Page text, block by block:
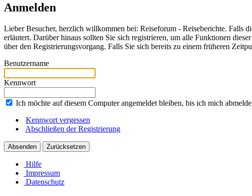
Anmelden
Lieber Besucher, herzlich willkommen bei: Reiseforum - Reiseberichte. Falls
erläutert. Darüber hinaus sollten Sie sich registrieren, um alle Funktionen
über den Registrierungsvorgang. Falls Sie sich bereits zu einem früheren
Benutzername
Kennwort
Ich möchte auf diesem Computer angemeldet bleiben, bis ich mich
Kennwort vergessen
Abschließen der Registrierung
Hilfe
Impressum
Datenschutz